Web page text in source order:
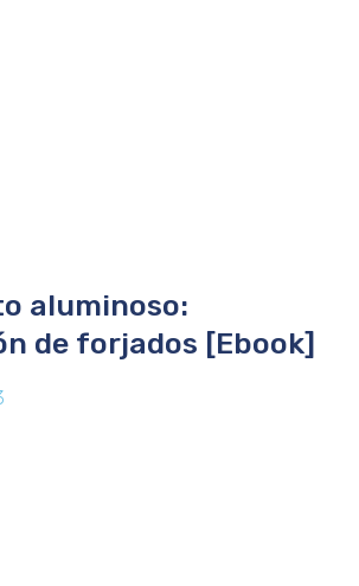
aluminoso:
de forjados [Ebook]